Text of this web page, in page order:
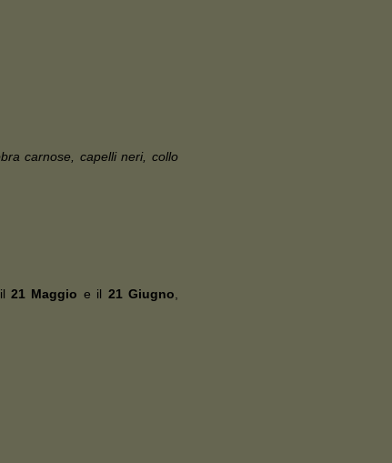
carnose, capelli neri, collo
il21 Maggio e il 21 Giugno,